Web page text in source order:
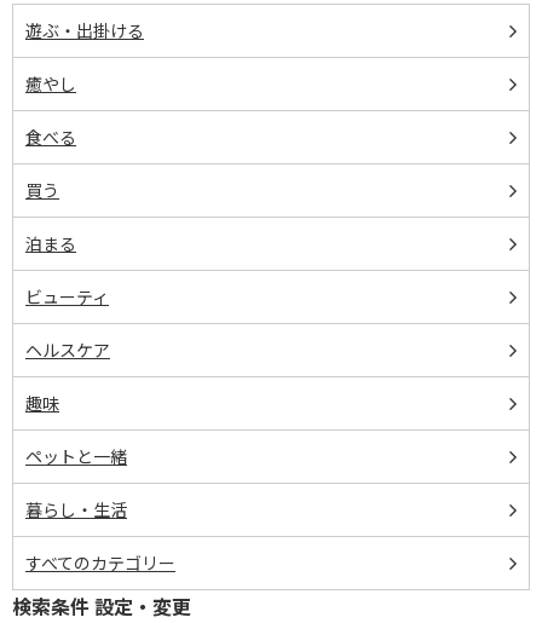
遊ぶ・出掛ける
癒やし
食べる
買う
泊まる
ビューティ
ヘルスケア
趣味
ペットと一緒
暮らし・生活
すべてのカテゴリー
検索条件 設定・変更